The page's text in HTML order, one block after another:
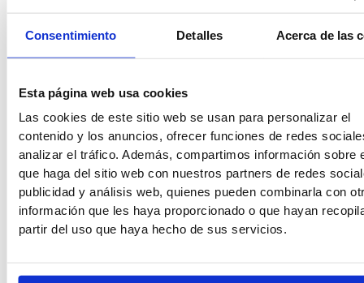
Consentimiento Detalles Acerca de las
Esta página web usa cookies
Las cookies de este sitio web se usan para personalizar el
contenido y los anuncios, ofrecer funciones de redes
analizar el tráfico. Además, compartimos información sobre
que haga del sitio web con nuestros partners de redes
publicidad y análisis web, quienes pueden combinarla con
información que les haya proporcionado o que hayan
partir del uso que haya hecho de sus servicios.
Evaluaciones y Pruebas
Tienes acceso
a miles de test,
exámenes
oficiales y
supuestos
prácticos.
Realización de
simulacros de
examen tanto
teóricos como
físicos. Te
ponemos en la
situación de
exámenes
oposición de
Además de la
preparación
para
exámenes,
también
prepararás
psicotécnicos